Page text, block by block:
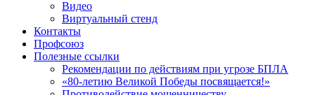
Видео
Виртуальный стенд
Контакты
Профсоюз
Полезные ссылки
Рекомендации по действиям при угрозе БПЛА
«80-летию Великой Победы посвящается!»